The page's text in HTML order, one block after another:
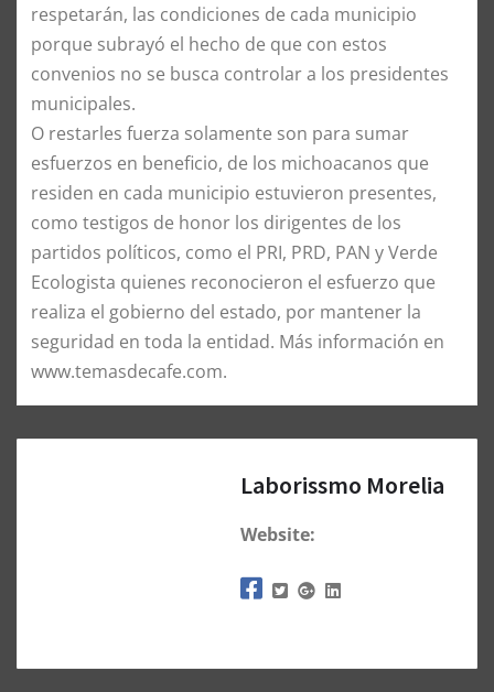
respetarán, las condiciones de cada municipio
porque subrayó el hecho de que con estos
convenios no se busca controlar a los presidentes
municipales.
O restarles fuerza solamente son para sumar
esfuerzos en beneficio, de los michoacanos que
residen en cada municipio estuvieron presentes,
como testigos de honor los dirigentes de los
partidos políticos, como el PRI, PRD, PAN y Verde
Ecologista quienes reconocieron el esfuerzo que
realiza el gobierno del estado, por mantener la
seguridad en toda la entidad. Más información en
www.temasdecafe.com.
Laborissmo Morelia
Website: